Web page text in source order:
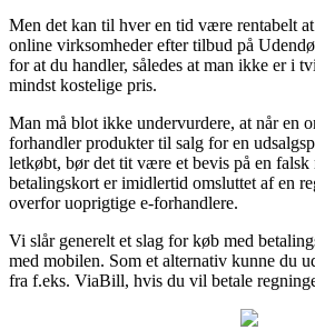
Men det kan til hver en tid være rentabelt
online virksomheder efter tilbud på
for at du handler, således at man ikke er i
mindst kostelige pris.
Man må blot ikke undervurdere, at når en
forhandler produkter til salg for en
letkøbt, bør det tit være et bevis på en
betalingskort er imidlertid omsluttet af en
overfor uoprigtige e-forhandlere.
Vi slår generelt et slag for køb med
med mobilen. Som et alternativ kunne du
fra f.eks. ViaBill, hvis du vil betale